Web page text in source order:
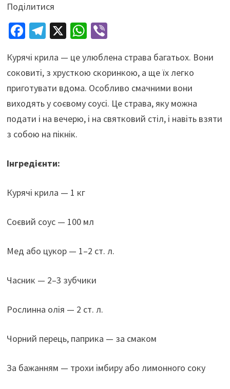
Поділитися
Fa
b
o
o
k
Te
gr
a
m
X W
at
sA
p
p
Vi
er
Курячі крила — це улюблена страва багатьох. Вони
соковиті, з хрусткою скоринкою, а ще їх легко
приготувати вдома. Особливо смачними вони
виходять у соєвому соусі. Це страва, яку можна
подати і на вечерю, і на святковий стіл, і навіть взяти
з собою на пікнік.
Інгредієнти:
Курячі крила — 1 кг
Соєвий соус — 100 мл
Мед або цукор — 1–2 ст. л.
Часник — 2–3 зубчики
Рослинна олія — 2 ст. л.
Чорний перець, паприка — за смаком
За бажанням — трохи імбиру або лимонного соку